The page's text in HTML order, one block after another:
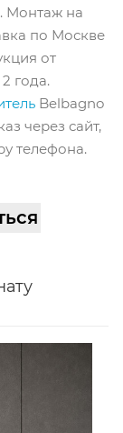
Монтаж на
по Москве
от
года.
Belbagno
через сайт,
телефона.